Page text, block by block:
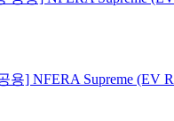
용] NFERA Supreme (EV